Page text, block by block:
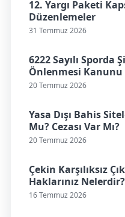
12. Yargı Paketi
Düzenlemeler
31 Temmuz 2026
6222 Sayılı Sporda
Önlenmesi Kanunu
20 Temmuz 2026
Yasa Dışı Bahis
Mu? Cezası Var Mı?
20 Temmuz 2026
Çekin Karşılıksız
Haklarınız Nelerdir?
16 Temmuz 2026